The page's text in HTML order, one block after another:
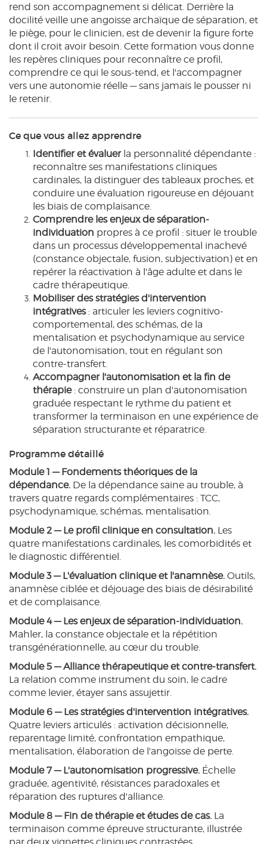
rend son accompagnement si délicat. Derrière la
docilité veille une angoisse archaïque de séparation, et
le piège, pour le clinicien, est de devenir la figure forte
dont il croit avoir besoin. Cette formation vous donne
les repères cliniques pour reconnaître ce profil,
comprendre ce qui le sous-tend, et l'accompagner
vers une autonomie réelle — sans jamais le pousser ni
le retenir.
Ce que vous allez apprendre
Identifier et évaluerla personnalité dépendante :
reconnaître ses manifestations cliniques
cardinales, la distinguer des tableaux proches, et
conduire une évaluation rigoureuse en déjouant
les biais de complaisance.
Comprendre les enjeux de séparation-
individuation propres à ce profil : situer le trouble
dans un processus développemental inachevé
(constance objectale, fusion, subjectivation) et en
repérer la réactivation à l'âge adulte et dans le
cadre thérapeutique.
Mobiliser des stratégies d'intervention
intégratives: articuler les leviers cognitivo-
comportemental, des schémas, de la
mentalisation et psychodynamique au service
de l'autonomisation, tout en régulant son
contre-transfert.
Accompagner l'autonomisation et la fin de
thérapie: construire un plan d'autonomisation
graduée respectant le rythme du patient et
transformer la terminaison en une expérience de
séparation structurante et réparatrice.
Programme détaillé
Module 1 — Fondements théoriques de la
dépendance. De la dépendance saine au trouble, à
travers quatre regards complémentaires : TCC,
psychodynamique, schémas, mentalisation.
Module 2 — Le profil clinique en consultation. Les
quatre manifestations cardinales, les comorbidités et
le diagnostic différentiel.
Module 3 — L'évaluation clinique et l'anamnèse. Outils,
anamnèse ciblée et déjouage des biais de désirabilité
et de complaisance.
Module 4 — Les enjeux de séparation-individuation.
Mahler, la constance objectale et la répétition
transgénérationnelle, au cœur du trouble.
Module 5 — Alliance thérapeutique et contre-transfert.
La relation comme instrument du soin, le cadre
comme levier, étayer sans assujettir.
Module 6 — Les stratégies d'intervention intégratives.
Quatre leviers articulés : activation décisionnelle,
reparentage limité, confrontation empathique,
mentalisation, élaboration de l'angoisse de perte.
Module 7 — L'autonomisation progressive. Échelle
graduée, agentivité, résistances paradoxales et
réparation des ruptures d'alliance.
Module 8 — Fin de thérapie et études de cas. La
terminaison comme épreuve structurante, illustrée